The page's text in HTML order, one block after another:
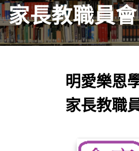
家長教職員會
明愛樂恩
家長教職